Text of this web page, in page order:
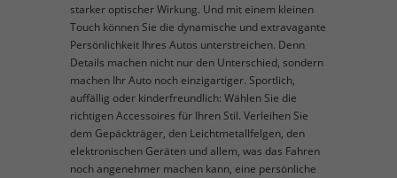
starker optischer Wirkung. Und mit einem kleinen
Touch können Sie die dynamische und extravagante
Persönlichkeit Ihres Autos unterstreichen. Denn
Details machen nicht nur den Unterschied, sondern
machen Ihr Auto noch einzigartiger. Sportlich,
auffällig oder kinderfreundlich: Wählen Sie die
richtigen Accessoires für Ihren Stil. Verleihen Sie
dem Gepäckträger, den Leichtmetallfelgen, den
elektronischen Geräten und allem, was das Fahren
noch angenehmer machen kann, eine persönliche